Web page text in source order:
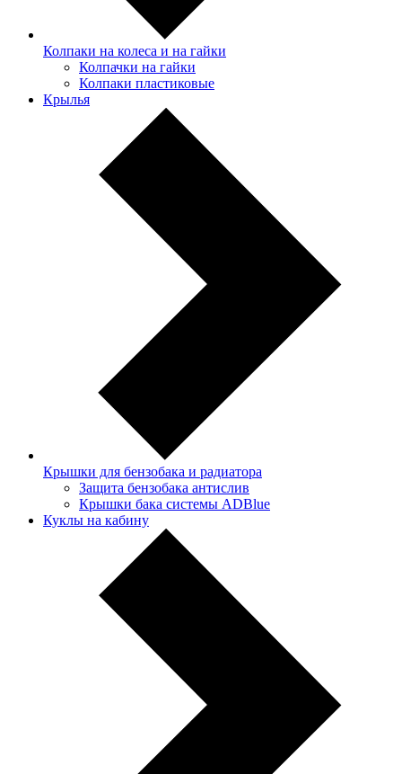
Колпаки на колеса и на гайки
Колпачки на гайки
Колпаки пластиковые
Крылья
Крышки для бензобака и радиатора
Защита бензобака антислив
Крышки бака системы ADBlue
Куклы на кабину